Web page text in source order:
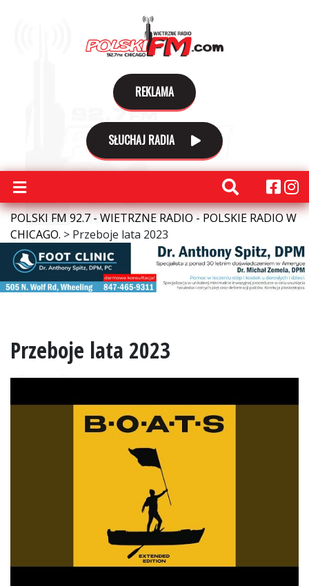
REKLAMA
SŁUCHAJ RADIA
POLSKI FM 92.7 - WIETRZNE RADIO - POLSKIE RADIO W
CHICAGO. > Przeboje lata 2023
Przeboje lata 2023